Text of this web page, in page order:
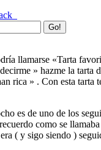
llamarse «Tarta
» hazme la tarta
rica » . Con esta tarta
es de uno de los
como se
( y sigo siendo )